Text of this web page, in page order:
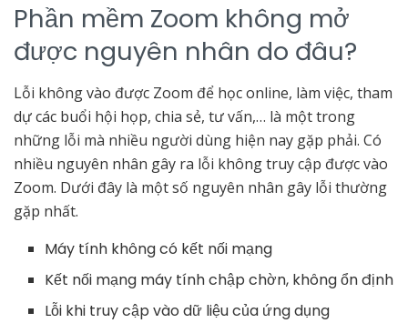
Phần mềm Zoom không mở
được nguyên nhân do đâu?
Lỗi không vào được Zoom để học online, làm việc, tham
dự các buổi hội họp, chia sẻ, tư vấn,… là một trong
những lỗi mà nhiều người dùng hiện nay gặp phải. Có
nhiều nguyên nhân gây ra lỗi không truy cập được vào
Zoom. Dưới đây là một số nguyên nhân gây lỗi thường
gặp nhất.
Máy tính không có kết nối mạng
Kết nối mạng máy tính chập chờn, không ổn định
Lỗi khi truy cập vào dữ liệu của ứng dụng